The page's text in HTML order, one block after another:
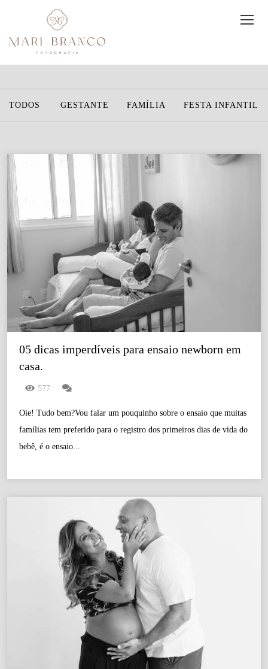
TODOS GESTANTE FAMÍLIA FESTA INFANTIL
05 dicas imperdíveis para ensaio newborn em
casa.
577
Oie! Tudo bem?Vou falar um pouquinho sobre o ensaio que muitas
famílias tem preferido para o registro dos primeiros dias de vida do
bebê, é o ensaio...